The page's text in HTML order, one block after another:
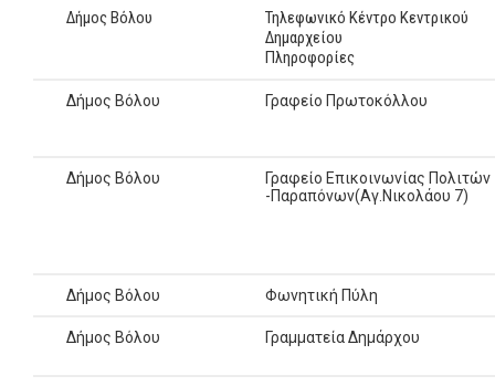
Δήμος Βόλου
Τηλεφωνικό Κέντρο Κεντρικού
Δημαρχείου
Πληροφορίες
Δήμος Βόλου Γραφείο Πρωτοκόλλου
Δήμος Βόλου
Γραφείο Επικοινωνίας Πολιτών
-Παραπόνων(Αγ.Νικολάου 7)
Δήμος Βόλου Φωνητική Πύλη
Δήμος Βόλου Γραμματεία Δημάρχου